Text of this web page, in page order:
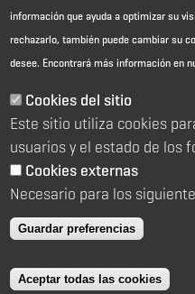
Aviso Legal - Información general
Política de cookies
Política de reembolso
Sitemap
C/ Almagro 2 1º Izqda 28010
91 391 10 66
coit@coit.es
información que ayuda a optimizar su
rechazarlo, también puede cambiar su
desee. Encontrará más información en
Cookies del sitio
Este sitio utiliza cookies
usuarios y el estado de los
Cookies externas
Necesario para los
Guardar preferencias
Aceptar todas las cookies